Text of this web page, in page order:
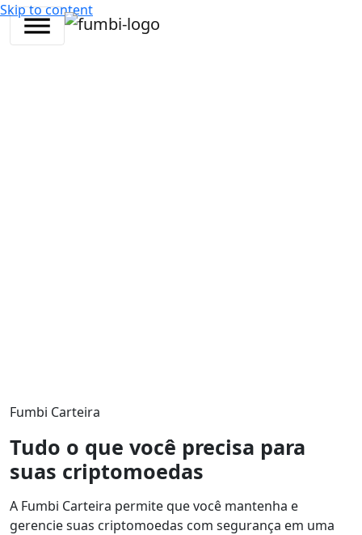
Skip to content
Fumbi Carteira
Tudo o que você precisa para
suas criptomoedas
A Fumbi Carteira permite que você mantenha e
gerencie suas criptomoedas com segurança em uma